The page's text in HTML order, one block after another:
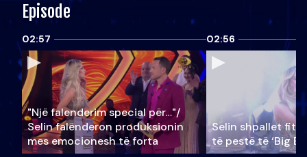
Episode
02:57
"Një falenderim special për…"/
Selin falënderon produksionin
mes emocionesh të forta
02:56
Selin shpallet
të pestë të ‘Big